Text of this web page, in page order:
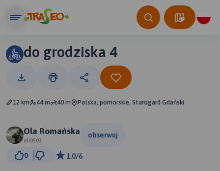
do grodziska 4
12 km 44 m 40 m Polska, pomorskie, Starogard Gdański
Ola Romańska
oli0503
obserwuj
0 1.0/6